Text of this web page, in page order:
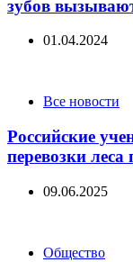
зубов
01.04.2024
CategoriesВсе новости
Российские
перевозки
09.06.2025
CategoriesОбщество